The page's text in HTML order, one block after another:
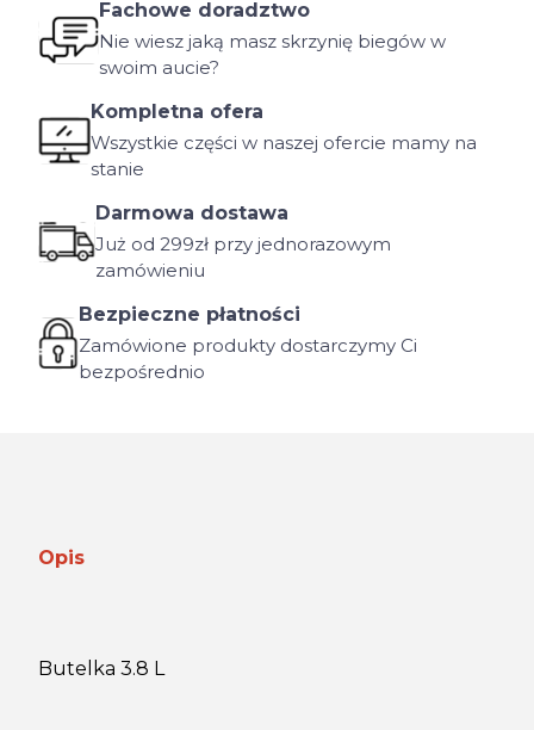
Fachowe doradztwo
Nie wiesz jaką masz skrzynię biegów w
swoim aucie?
Kompletna ofera
Wszystkie części w naszej ofercie mamy na
stanie
Darmowa dostawa
Już od 299zł przy jednorazowym
zamówieniu
Bezpieczne płatności
Zamówione produkty dostarczymy Ci
bezpośrednio
Opis
Butelka 3.8 L